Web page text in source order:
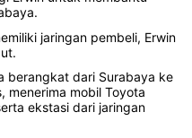
jaringan pembeli, Erwin
berangkat dari Surabaya ke
menerima mobil Toyota
ekstasi dari jaringan